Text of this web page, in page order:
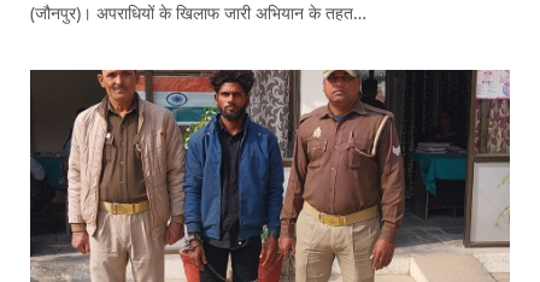
(जौनपुर)। अपराधियों के खिलाफ जारी अभियान के तहत…